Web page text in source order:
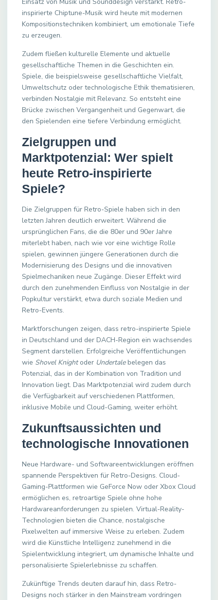
inspirierte Chiptune-Musik wird heute mit modernen
Kompositionstechniken kombiniert, um emotionale Tiefe
zu erzeugen.
Zudem fließen kulturelle Elemente und aktuelle
gesellschaftliche Themen in die Geschichten ein.
Spiele, die beispielsweise gesellschaftliche Vielfalt,
Umweltschutz oder technologische Ethik thematisieren,
verbinden Nostalgie mit Relevanz. So entsteht eine
Brücke zwischen Vergangenheit und Gegenwart, die
den Spielenden eine tiefere Verbindung ermöglicht.
Zielgruppen und
Marktpotenzial: Wer spielt
heute Retro-inspirierte
Spiele?
Die Zielgruppen für Retro-Spiele haben sich in den
letzten Jahren deutlich erweitert. Während die
ursprünglichen Fans, die die 80er und 90er Jahre
miterlebt haben, nach wie vor eine wichtige Rolle
spielen, gewinnen jüngere Generationen durch die
Modernisierung des Designs und die innovativen
Spielmechaniken neue Zugänge. Dieser Effekt wird
durch den zunehmenden Einfluss von Nostalgie in der
Popkultur verstärkt, etwa durch soziale Medien und
Retro-Events.
Marktforschungen zeigen, dass retro-inspirierte Spiele
in Deutschland und der DACH-Region ein wachsendes
Segment darstellen. Erfolgreiche Veröffentlichungen
wie Shovel Knightoder Undertalebelegen das
Potenzial, das in der Kombination von Tradition und
Innovation liegt. Das Marktpotenzial wird zudem durch
die Verfügbarkeit auf verschiedenen Plattformen,
inklusive Mobile und Cloud-Gaming, weiter erhöht.
Zukunftsaussichten und
technologische Innovationen
Neue Hardware- und Softwareentwicklungen eröffnen
spannende Perspektiven für Retro-Designs. Cloud-
Gaming-Plattformen wie GeForce Now oder Xbox Cloud
ermöglichen es, retroartige Spiele ohne hohe
Hardwareanforderungen zu spielen. Virtual-Reality-
Technologien bieten die Chance, nostalgische
Pixelwelten auf immersive Weise zu erleben. Zudem
wird die Künstliche Intelligenz zunehmend in die
Spielentwicklung integriert, um dynamische Inhalte und
personalisierte Spielerlebnisse zu schaffen.
Zukünftige Trends deuten darauf hin, dass Retro-
Designs noch stärker in den Mainstream vordringen